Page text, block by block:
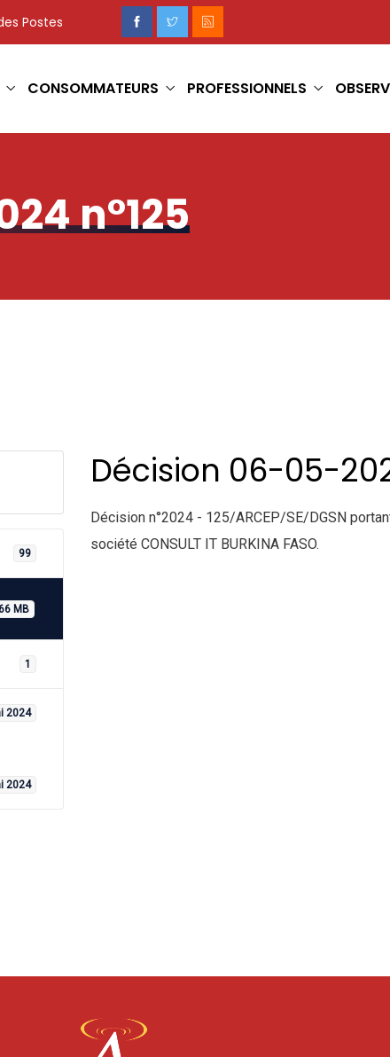
Postes
CONSOMMATEURS PROFESSIONNELS
n°125
99
MB
1
2024
2024
Décision 06-05-
Décision n°2024 - 125/ARCEP/SE/DGSN
société CONSULT IT BURKINA FASO.